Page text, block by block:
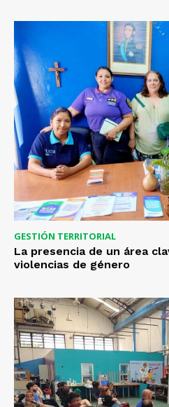
GESTIÓN TERRITORIAL
La presencia de un área
violencias de género